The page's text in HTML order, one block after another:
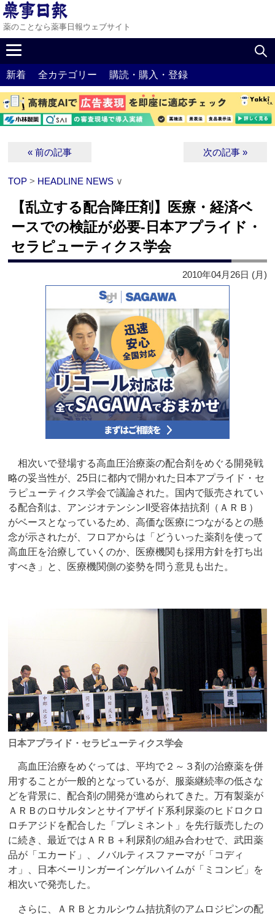
薬のことなら薬事日報ウェブサイト
新着 全カテゴリー 購読・購入・登録
« 前の記事 次の記事 »
TOP > HEADLINE NEWS ∨
【乱立する配合降圧剤】医療・経済ベ
ースでの検証が必要‐日本アプライド・
セラピューティクス学会
2010年04月26日 (月)
相次いで登場する高血圧治療薬の配合剤をめぐる開発戦
略の妥当性が、25日に都内で開かれた日本アプライド・セ
ラピューティクス学会で議論された。国内で販売されてい
る配合剤は、アンジオテンシンII受容体拮抗剤（ＡＲＢ）
がベースとなっているため、高価な医療につながるとの懸
念が示されたが、フロアからは「どういった薬剤を使って
高血圧を治療していくのか、医療機関も採用方針を打ち出
すべき」と、医療機関側の姿勢を問う意見も出た。
日本アプライド・セラピューティクス学会
高血圧治療をめぐっては、平均で２～３剤の治療薬を併
用することが一般的となっているが、服薬継続率の低さな
どを背景に、配合剤の開発が進められてきた。万有製薬が
ＡＲＢのロサルタンとサイアザイド系利尿薬のヒドロクロ
ロチアジドを配合した「プレミネント」を先行販売したの
に続き、最近ではＡＲＢ＋利尿剤の組み合わせで、武田薬
品が「エカード」、ノバルティスファーマが「コディ
オ」、日本ベーリンガーインゲルハイムが「ミコンビ」を
相次いで発売した。
さらに、ＡＲＢとカルシウム拮抗剤のアムロジピンの配